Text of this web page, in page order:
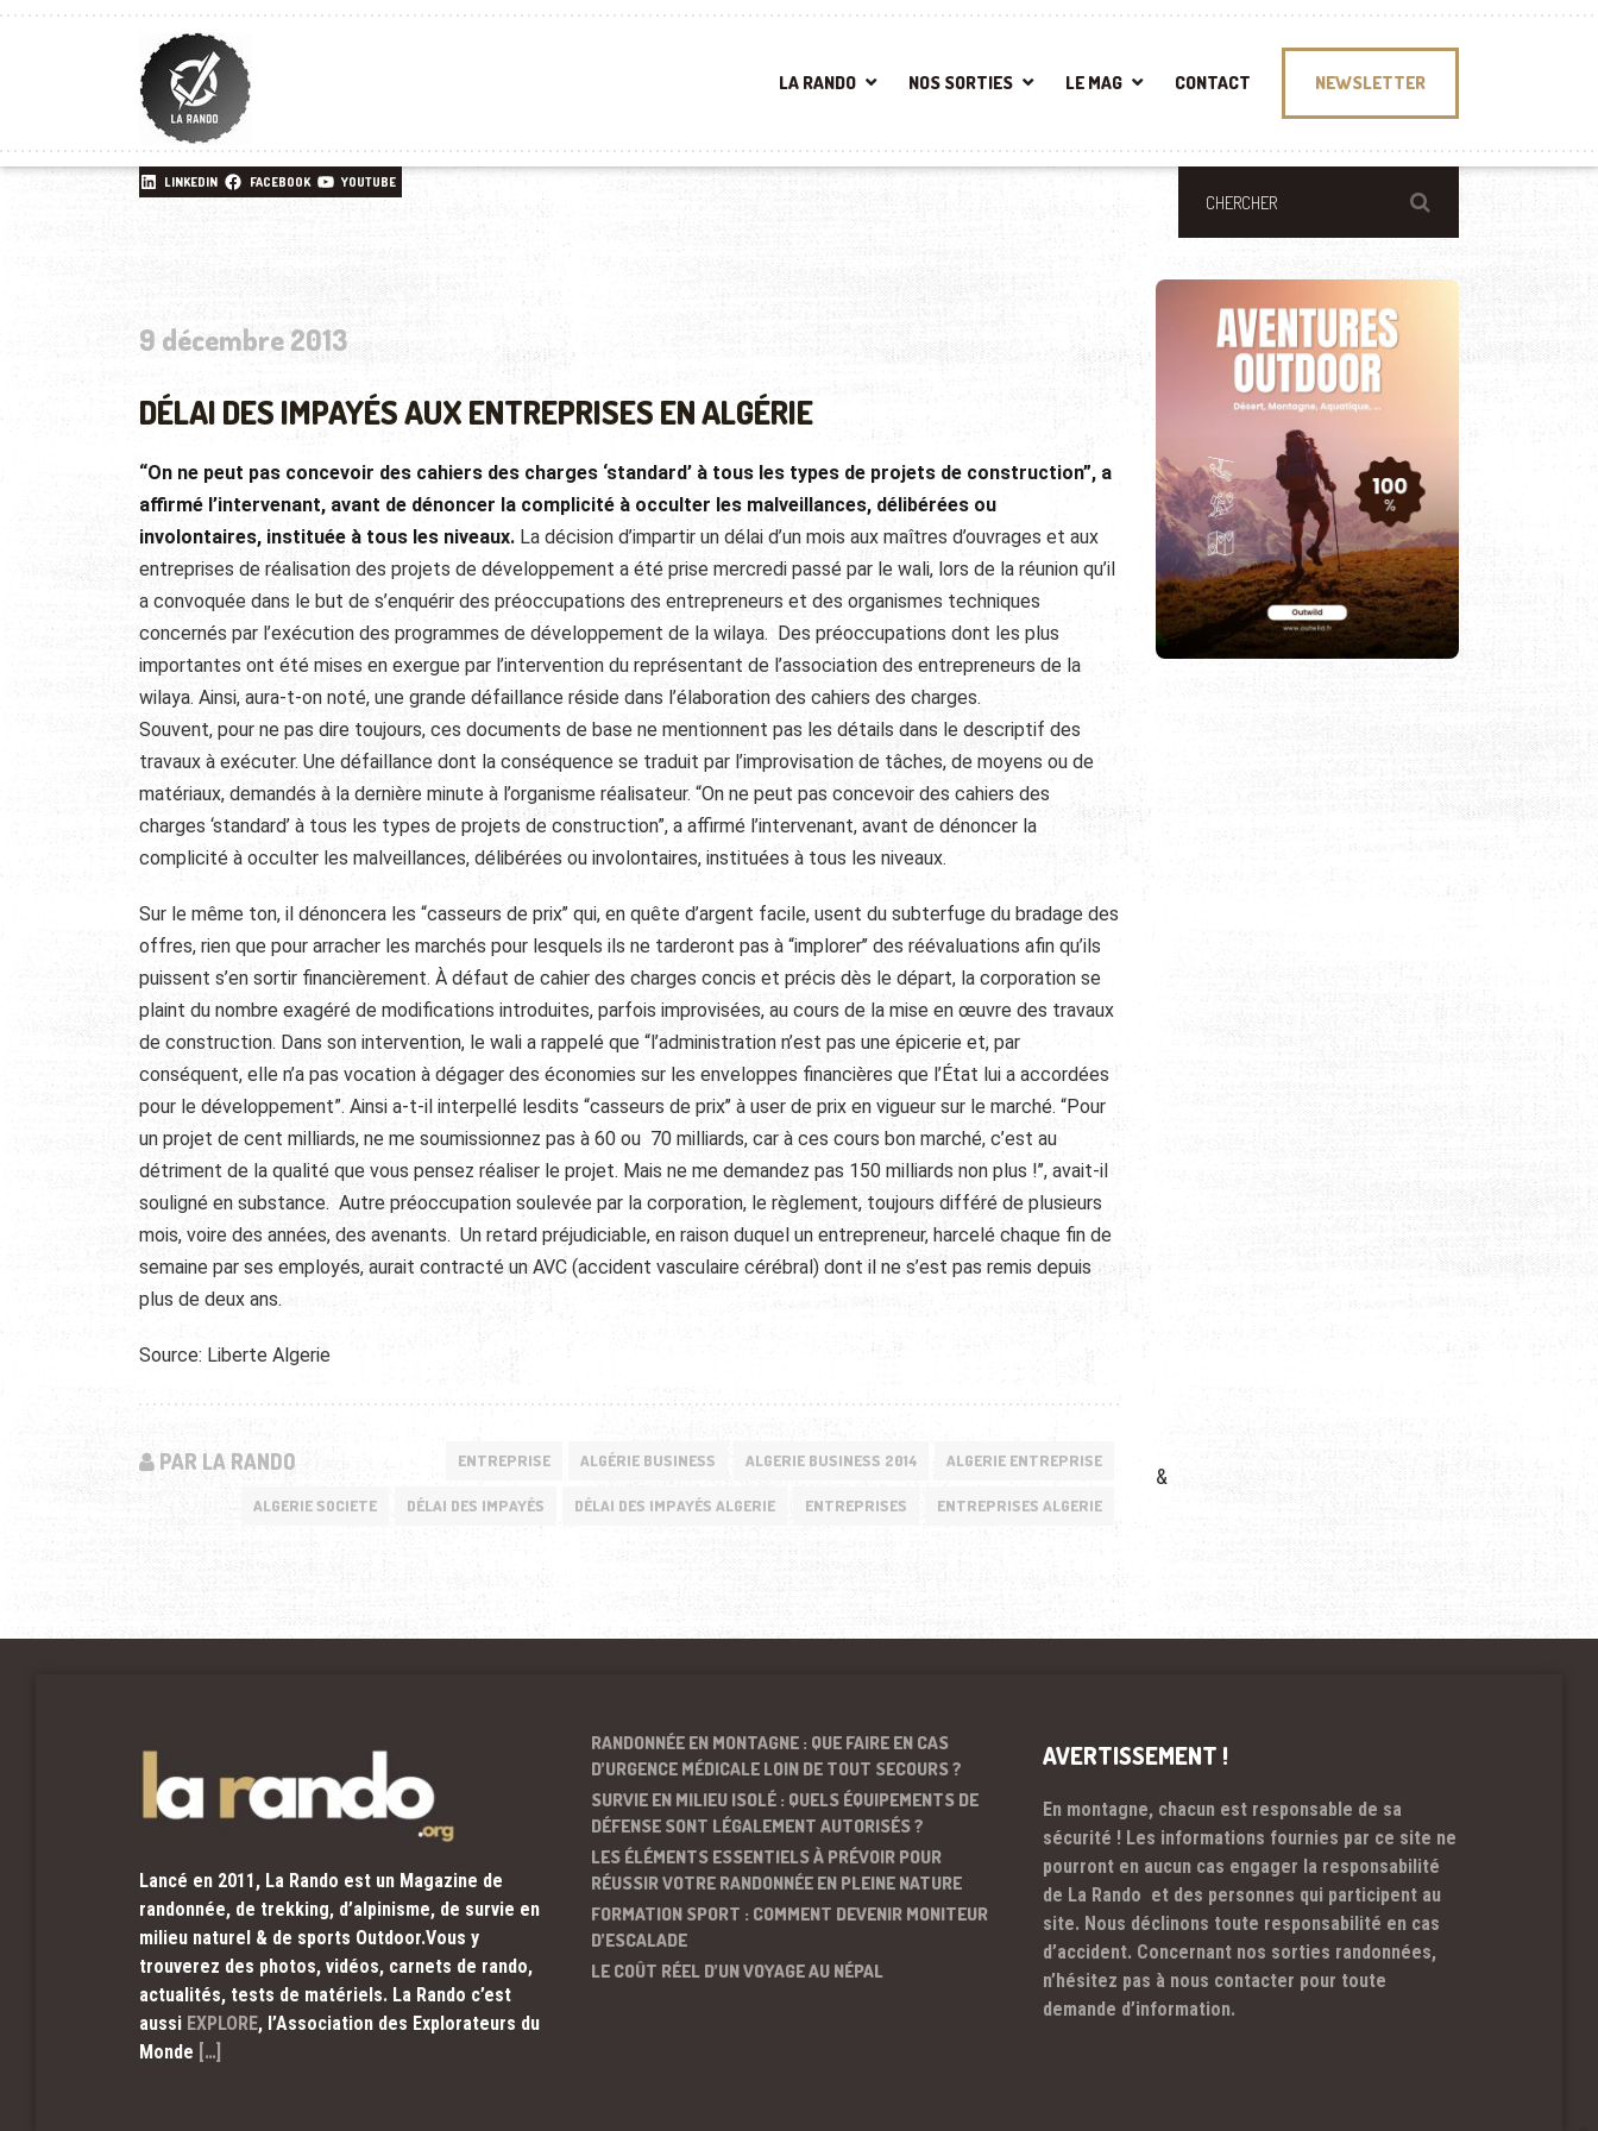
LA RANDO NOS SORTIES LE MAG CONTACT NEWSLETTER
LINKEDIN FACEBOOK YOUTUBE
9 décembre 2013
DÉLAI DES IMPAYÉS AUX ENTREPRISES EN ALGÉRIE
“On ne peut pas concevoir des cahiers des charges ‘standard’ à tous les types de projets de construction”, a
affirmé l’intervenant, avant de dénoncer la complicité à occulter les malveillances, délibérées ou
involontaires, instituée à tous les niveaux. La décision d’impartir un délai d’un mois aux maîtres d’ouvrages et aux
entreprises de réalisation des projets de développement a été prise mercredi passé par le wali, lors de la réunion qu’il
a convoquée dans le but de s’enquérir des préoccupations des entrepreneurs et des organismes techniques
concernés par l’exécution des programmes de développement de la wilaya. Des préoccupations dont les plus
importantes ont été mises en exergue par l’intervention du représentant de l’association des entrepreneurs de la
wilaya. Ainsi, aura-t-on noté, une grande défaillance réside dans l’élaboration des cahiers des charges.
Souvent, pour ne pas dire toujours, ces documents de base ne mentionnent pas les détails dans le descriptif des
travaux à exécuter. Une défaillance dont la conséquence se traduit par l’improvisation de tâches, de moyens ou de
matériaux, demandés à la dernière minute à l’organisme réalisateur. “On ne peut pas concevoir des cahiers des
charges ‘standard’ à tous les types de projets de construction”, a affirmé l’intervenant, avant de dénoncer la
complicité à occulter les malveillances, délibérées ou involontaires, instituées à tous les niveaux.
Sur le même ton, il dénoncera les “casseurs de prix’’ qui, en quête d’argent facile, usent du subterfuge du bradage des
offres, rien que pour arracher les marchés pour lesquels ils ne tarderont pas à “implorer’’ des réévaluations afin qu’ils
puissent s’en sortir financièrement. À défaut de cahier des charges concis et précis dès le départ, la corporation se
plaint du nombre exagéré de modifications introduites, parfois improvisées, au cours de la mise en œuvre des travaux
de construction. Dans son intervention, le wali a rappelé que “l’administration n’est pas une épicerie et, par
conséquent, elle n’a pas vocation à dégager des économies sur les enveloppes financières que l’État lui a accordées
pour le développement”. Ainsi a-t-il interpellé lesdits “casseurs de prix’’ à user de prix en vigueur sur le marché. “Pour
un projet de cent milliards, ne me soumissionnez pas à 60 ou 70 milliards, car à ces cours bon marché, c’est au
détriment de la qualité que vous pensez réaliser le projet. Mais ne me demandez pas 150 milliards non plus !’’, avait-il
souligné en substance. Autre préoccupation soulevée par la corporation, le règlement, toujours différé de plusieurs
mois, voire des années, des avenants. Un retard préjudiciable, en raison duquel un entrepreneur, harcelé chaque fin de
semaine par ses employés, aurait contracté un AVC (accident vasculaire cérébral) dont il ne s’est pas remis depuis
plus de deux ans.
Source: Liberte Algerie
PAR LA RANDO ENTREPRISE ALGÉRIE BUSINESS ALGERIE BUSINESS 2014 ALGERIE ENTREPRISE
ALGERIE SOCIETE DÉLAI DES IMPAYÉS DÉLAI DES IMPAYÉS ALGERIE ENTREPRISES ENTREPRISES ALGERIE
&
Lancé en 2011, La Rando est un Magazine de
randonnée, de trekking, d’alpinisme, de survie en
milieu naturel & de sports Outdoor.Vous y
trouverez des photos, vidéos, carnets de rando,
actualités, tests de matériels. La Rando c’est
aussi EXPLORE, l’Association des Explorateurs du
Monde […]
RANDONNÉE EN MONTAGNE : QUE FAIRE EN CAS
D’URGENCE MÉDICALE LOIN DE TOUT SECOURS ?
SURVIE EN MILIEU ISOLÉ : QUELS ÉQUIPEMENTS DE
DÉFENSE SONT LÉGALEMENT AUTORISÉS ?
LES ÉLÉMENTS ESSENTIELS À PRÉVOIR POUR
RÉUSSIR VOTRE RANDONNÉE EN PLEINE NATURE
FORMATION SPORT : COMMENT DEVENIR MONITEUR
D’ESCALADE
LE COÛT RÉEL D’UN VOYAGE AU NÉPAL
AVERTISSEMENT !
En montagne, chacun est responsable de sa
sécurité ! Les informations fournies par ce site ne
pourront en aucun cas engager la responsabilité
de La Rando et des personnes qui participent au
site. Nous déclinons toute responsabilité en cas
d’accident. Concernant nos sorties randonnées,
n’hésitez pas à nous contacter pour toute
demande d’information.